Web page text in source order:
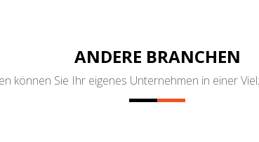
ANDERE BRANCHEN
können Sie Ihr eigenes Unternehmen in einer